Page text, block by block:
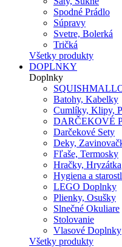
Spodné Prádlo
Súpravy
Svetre, Bolerká
Tričká
Všetky produkty
DOPLNKY
Doplnky
Batohy, Kabelky
Cumlíky, Klipy,
DARČEKOVÉ
Darčekové Sety
Deky,
Fľaše, Termosky
Hračky, Hryzátka
Hygiena a
LEGO Doplnky
Plienky, Osušky
Slnečné Okuliare
Stolovanie
Vlasové Doplnky
Všetky produkty